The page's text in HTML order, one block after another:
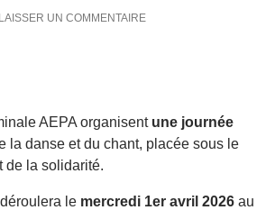
LAISSER UN COMMENTAIRE
AEPA organisent une journée
la danse et du chant, placée sous le
de la solidarité.
le mercredi 1er avril 2026 au